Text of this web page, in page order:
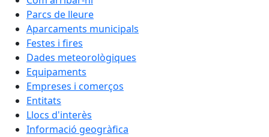
Parcs de lleure
Aparcaments municipals
Festes i fires
Dades meteorològiques
Equipaments
Empreses i comerços
Entitats
Llocs d'interès
Informació geogràfica